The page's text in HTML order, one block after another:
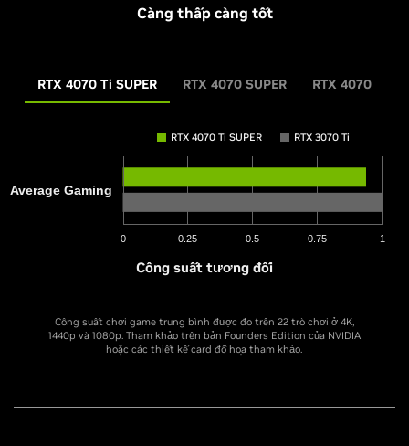
Chế độ chất lượng siêu phân giải DLSS & Ray
Series. i9-12900K, RAM 32GB, Win 11 X64. Alan Wake
2 với tính năng dò tia đầy đủ.
Độ phân giải 2560x1440, Cài đặt trò chơi cao nhất. Chế độ chất
Tạo khung hình trên Dòng RTX 40 i9-12900K, RAM 32GB, Win 11
Càng thấp càng tốt
RTX 4070 Ti SUPER RTX 4070 SUPER RTX 4070
RTX 4070 Ti SUPER RTX 3070 Ti
0 0.25 0.5 0.75 1
Average Gaming
Công suất tương đối
Công suất chơi game trung bình được đo trên 22 trò chơi ở 4K,
1440p và 1080p. Tham khảo trên bản Founders Edition của NVIDIA
hoặc các thiết kế card đồ họa tham khảo.